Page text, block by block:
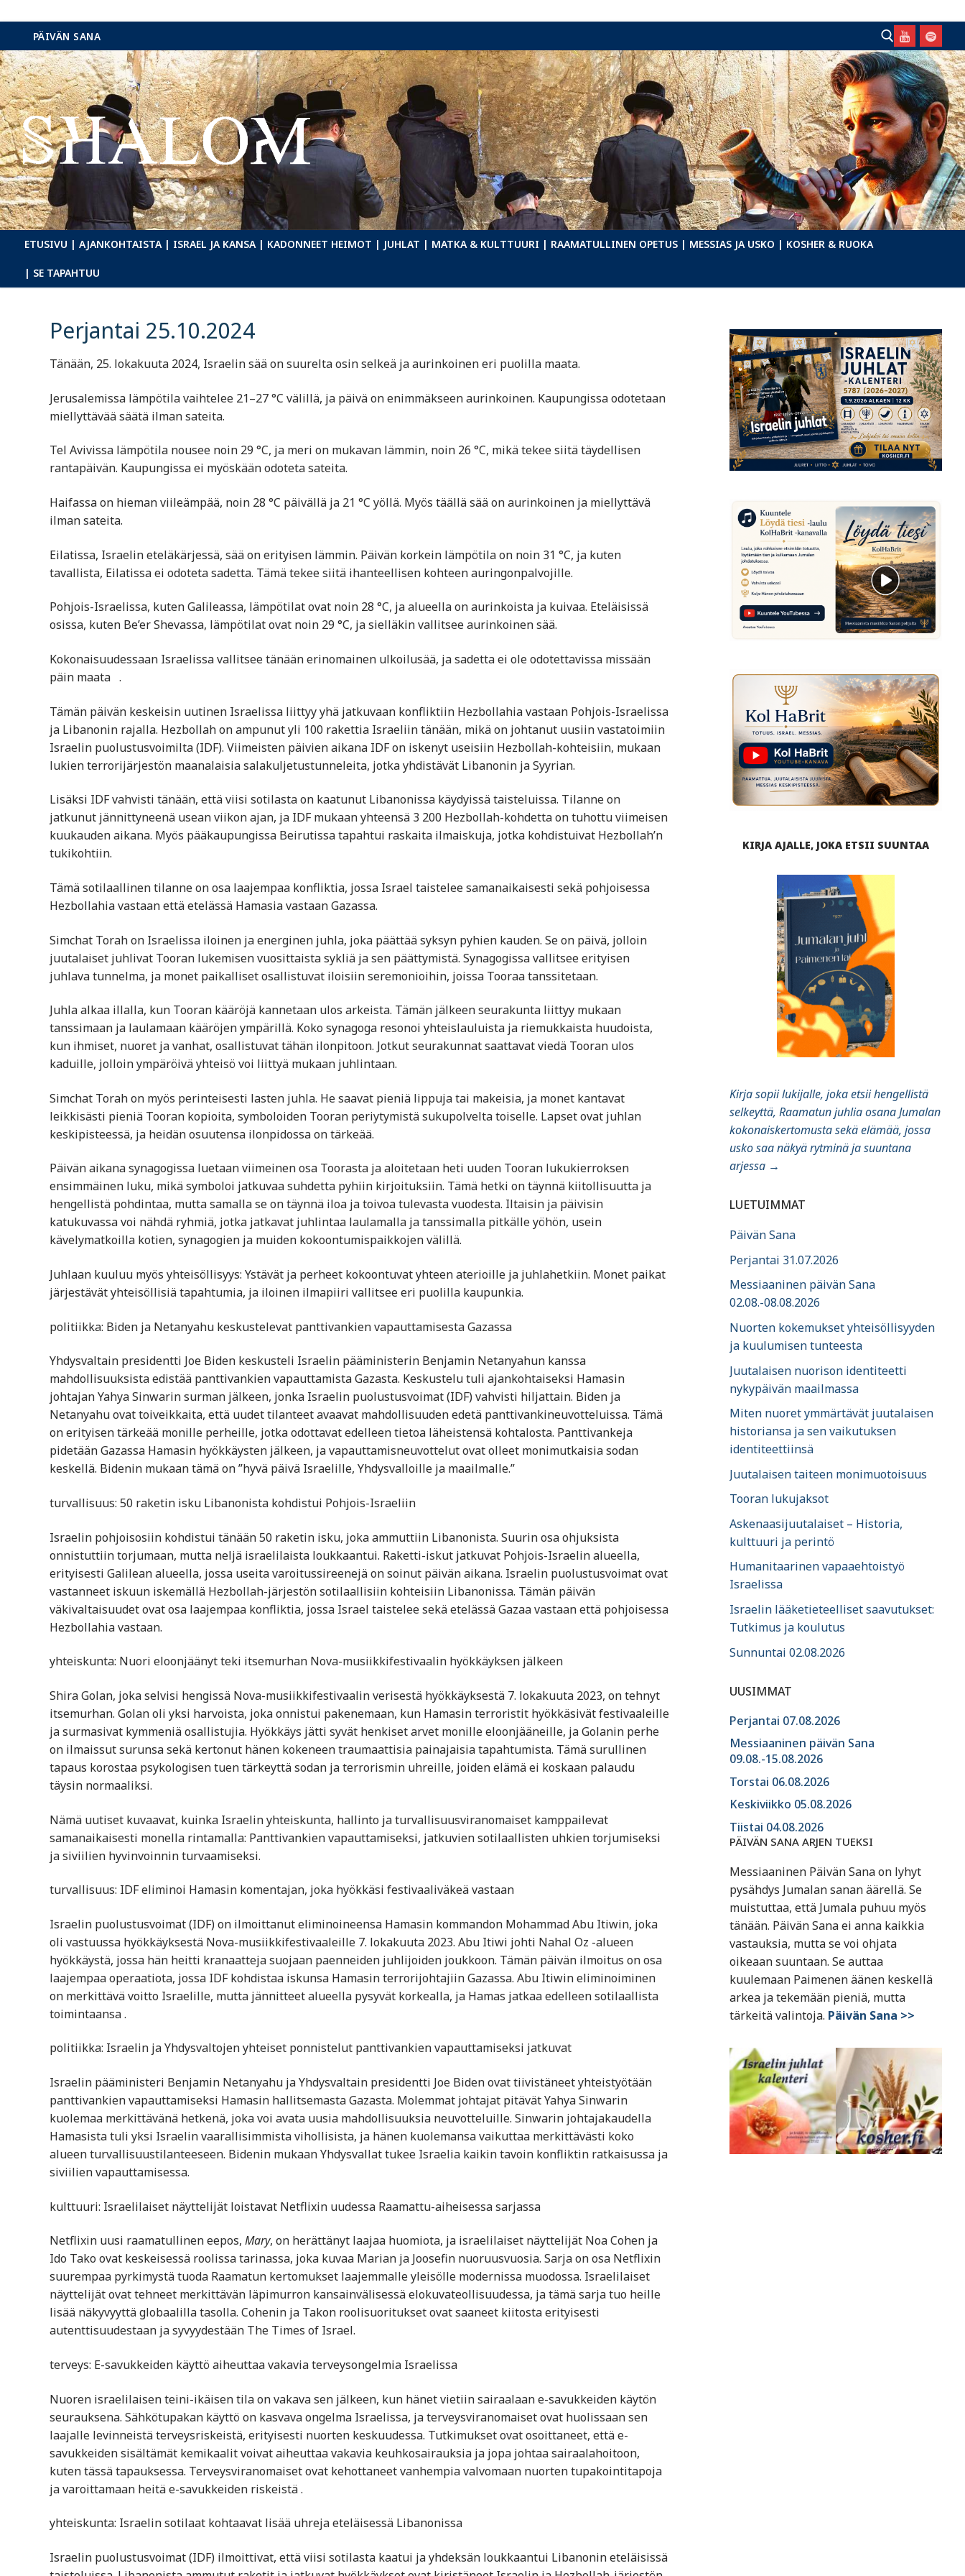
Hyppää
sisältöön
PÄIVÄN SANA
Hae:
ETUSIVU | AJANKOHTAISTA | ISRAEL JA KANSA | KADONNEET HEIMOT | JUHLAT | MATKA & KULTTUURI | RAAMATULLINEN OPETUS | MESSIAS JA USKO | KOSHER & RUOKA
| SE TAPAHTUU
Perjantai 25.10.2024
Tänään, 25. lokakuuta 2024, Israelin sää on suurelta osin selkeä ja aurinkoinen eri puolilla maata.
Jerusalemissa lämpötila vaihtelee 21–27 °C välillä, ja päivä on enimmäkseen aurinkoinen. Kaupungissa odotetaan
miellyttävää säätä ilman sateita.
Tel Avivissa lämpötila nousee noin 29 °C, ja meri on mukavan lämmin, noin 26 °C, mikä tekee siitä täydellisen
rantapäivän. Kaupungissa ei myöskään odoteta sateita.
Haifassa on hieman viileämpää, noin 28 °C päivällä ja 21 °C yöllä. Myös täällä sää on aurinkoinen ja miellyttävä
ilman sateita.
Eilatissa, Israelin eteläkärjessä, sää on erityisen lämmin. Päivän korkein lämpötila on noin 31 °C, ja kuten
tavallista, Eilatissa ei odoteta sadetta. Tämä tekee siitä ihanteellisen kohteen auringonpalvojille.
Pohjois-Israelissa, kuten Galileassa, lämpötilat ovat noin 28 °C, ja alueella on aurinkoista ja kuivaa. Eteläisissä
osissa, kuten Be’er Shevassa, lämpötilat ovat noin 29 °C, ja sielläkin vallitsee aurinkoinen sää.
Kokonaisuudessaan Israelissa vallitsee tänään erinomainen ulkoilusää, ja sadetta ei ole odotettavissa missään
päin maata​ ​ ​ ​.
Tämän päivän keskeisin uutinen Israelissa liittyy yhä jatkuvaan konfliktiin Hezbollahia vastaan Pohjois-Israelissa
ja Libanonin rajalla. Hezbollah on ampunut yli 100 rakettia Israeliin tänään, mikä on johtanut uusiin vastatoimiin
Israelin puolustusvoimilta (IDF). Viimeisten päivien aikana IDF on iskenyt useisiin Hezbollah-kohteisiin, mukaan
lukien terrorijärjestön maanalaisia salakuljetustunneleita, jotka yhdistävät Libanonin ja Syyrian.
Lisäksi IDF vahvisti tänään, että viisi sotilasta on kaatunut Libanonissa käydyissä taisteluissa. Tilanne on
jatkunut jännittyneenä usean viikon ajan, ja IDF mukaan yhteensä 3 200 Hezbollah-kohdetta on tuhottu viimeisen
kuukauden aikana. Myös pääkaupungissa Beirutissa tapahtui raskaita ilmaiskuja, jotka kohdistuivat Hezbollah’n
tukikohtiin.
Tämä sotilaallinen tilanne on osa laajempaa konfliktia, jossa Israel taistelee samanaikaisesti sekä pohjoisessa
Hezbollahia vastaan että etelässä Hamasia vastaan Gazassa.
Simchat Torah on Israelissa iloinen ja energinen juhla, joka päättää syksyn pyhien kauden. Se on päivä, jolloin
juutalaiset juhlivat Tooran lukemisen vuosittaista sykliä ja sen päättymistä. Synagogissa vallitsee erityisen
juhlava tunnelma, ja monet paikalliset osallistuvat iloisiin seremonioihin, joissa Tooraa tanssitetaan.
Juhla alkaa illalla, kun Tooran kääröjä kannetaan ulos arkeista. Tämän jälkeen seurakunta liittyy mukaan
tanssimaan ja laulamaan kääröjen ympärillä. Koko synagoga resonoi yhteislauluista ja riemukkaista huudoista,
kun ihmiset, nuoret ja vanhat, osallistuvat tähän ilonpitoon. Jotkut seurakunnat saattavat viedä Tooran ulos
kaduille, jolloin ympäröivä yhteisö voi liittyä mukaan juhlintaan.
Simchat Torah on myös perinteisesti lasten juhla. He saavat pieniä lippuja tai makeisia, ja monet kantavat
leikkisästi pieniä Tooran kopioita, symboloiden Tooran periytymistä sukupolvelta toiselle. Lapset ovat juhlan
keskipisteessä, ja heidän osuutensa ilonpidossa on tärkeää.
Päivän aikana synagogissa luetaan viimeinen osa Toorasta ja aloitetaan heti uuden Tooran lukukierroksen
ensimmäinen luku, mikä symboloi jatkuvaa suhdetta pyhiin kirjoituksiin. Tämä hetki on täynnä kiitollisuutta ja
hengellistä pohdintaa, mutta samalla se on täynnä iloa ja toivoa tulevasta vuodesta. Iltaisin ja päivisin
katukuvassa voi nähdä ryhmiä, jotka jatkavat juhlintaa laulamalla ja tanssimalla pitkälle yöhön, usein
kävelymatkoilla kotien, synagogien ja muiden kokoontumispaikkojen välillä.
Juhlaan kuuluu myös yhteisöllisyys: Ystävät ja perheet kokoontuvat yhteen aterioille ja juhlahetkiin. Monet paikat
järjestävät yhteisöllisiä tapahtumia, ja iloinen ilmapiiri vallitsee eri puolilla kaupunkia.
politiikka: Biden ja Netanyahu keskustelevat panttivankien vapauttamisesta Gazassa
Yhdysvaltain presidentti Joe Biden keskusteli Israelin pääministerin Benjamin Netanyahun kanssa
mahdollisuuksista edistää panttivankien vapauttamista Gazasta. Keskustelu tuli ajankohtaiseksi Hamasin
johtajan Yahya Sinwarin surman jälkeen, jonka Israelin puolustusvoimat (IDF) vahvisti hiljattain. Biden ja
Netanyahu ovat toiveikkaita, että uudet tilanteet avaavat mahdollisuuden edetä panttivankineuvotteluissa. Tämä
on erityisen tärkeää monille perheille, jotka odottavat edelleen tietoa läheistensä kohtalosta. Panttivankeja
pidetään Gazassa Hamasin hyökkäysten jälkeen, ja vapauttamisneuvottelut ovat olleet monimutkaisia sodan
keskellä. Bidenin mukaan tämä on ”hyvä päivä Israelille, Yhdysvalloille ja maailmalle.”
turvallisuus: 50 raketin isku Libanonista kohdistui Pohjois-Israeliin
Israelin pohjoisosiin kohdistui tänään 50 raketin isku, joka ammuttiin Libanonista. Suurin osa ohjuksista
onnistuttiin torjumaan, mutta neljä israelilaista loukkaantui. Raketti-iskut jatkuvat Pohjois-Israelin alueella,
erityisesti Galilean alueella, jossa useita varoitussireenejä on soinut päivän aikana. Israelin puolustusvoimat ovat
vastanneet iskuun iskemällä Hezbollah-järjestön sotilaallisiin kohteisiin Libanonissa. Tämän päivän
väkivaltaisuudet ovat osa laajempaa konfliktia, jossa Israel taistelee sekä etelässä Gazaa vastaan että pohjoisessa
Hezbollahia vastaan.
yhteiskunta: Nuori eloonjäänyt teki itsemurhan Nova-musiikkifestivaalin hyökkäyksen jälkeen
Shira Golan, joka selvisi hengissä Nova-musiikkifestivaalin verisestä hyökkäyksestä 7. lokakuuta 2023, on tehnyt
itsemurhan. Golan oli yksi harvoista, joka onnistui pakenemaan, kun Hamasin terroristit hyökkäsivät festivaaleille
ja surmasivat kymmeniä osallistujia. Hyökkäys jätti syvät henkiset arvet monille eloonjääneille, ja Golanin perhe
on ilmaissut surunsa sekä kertonut hänen kokeneen traumaattisia painajaisia tapahtumista. Tämä surullinen
tapaus korostaa psykologisen tuen tärkeyttä sodan ja terrorismin uhreille, joiden elämä ei koskaan palaudu
täysin normaaliksi.
Nämä uutiset kuvaavat, kuinka Israelin yhteiskunta, hallinto ja turvallisuusviranomaiset kamppailevat
samanaikaisesti monella rintamalla: Panttivankien vapauttamiseksi, jatkuvien sotilaallisten uhkien torjumiseksi
ja siviilien hyvinvoinnin turvaamiseksi.
turvallisuus: IDF eliminoi Hamasin komentajan, joka hyökkäsi festivaaliväkeä vastaan
Israelin puolustusvoimat (IDF) on ilmoittanut eliminoineensa Hamasin kommandon Mohammad Abu Itiwin, joka
oli vastuussa hyökkäyksestä Nova-musiikkifestivaaleille 7. lokakuuta 2023. Abu Itiwi johti Nahal Oz -alueen
hyökkäystä, jossa hän heitti kranaatteja suojaan paenneiden juhlijoiden joukkoon. Tämän päivän ilmoitus on osa
laajempaa operaatiota, jossa IDF kohdistaa iskunsa Hamasin terrorijohtajiin Gazassa. Abu Itiwin eliminoiminen
on merkittävä voitto Israelille, mutta jännitteet alueella pysyvät korkealla, ja Hamas jatkaa edelleen sotilaallista
toimintaansa​ ​.
politiikka: Israelin ja Yhdysvaltojen yhteiset ponnistelut panttivankien vapauttamiseksi jatkuvat
Israelin pääministeri Benjamin Netanyahu ja Yhdysvaltain presidentti Joe Biden ovat tiivistäneet yhteistyötään
panttivankien vapauttamiseksi Hamasin hallitsemasta Gazasta. Molemmat johtajat pitävät Yahya Sinwarin
kuolemaa merkittävänä hetkenä, joka voi avata uusia mahdollisuuksia neuvotteluille. Sinwarin johtajakaudella
Hamasista tuli yksi Israelin vaarallisimmista vihollisista, ja hänen kuolemansa vaikuttaa merkittävästi koko
alueen turvallisuustilanteeseen. Bidenin mukaan Yhdysvallat tukee Israelia kaikin tavoin konfliktin ratkaisussa ja
siviilien vapauttamisessa​.
kulttuuri: Israelilaiset näyttelijät loistavat Netflixin uudessa Raamattu-aiheisessa sarjassa
Netflixin uusi raamatullinen eepos, Mary, on herättänyt laajaa huomiota, ja israelilaiset näyttelijät Noa Cohen ja
Ido Tako ovat keskeisessä roolissa tarinassa, joka kuvaa Marian ja Joosefin nuoruusvuosia. Sarja on osa Netflixin
suurempaa pyrkimystä tuoda Raamatun kertomukset laajemmalle yleisölle modernissa muodossa. Israelilaiset
näyttelijät ovat tehneet merkittävän läpimurron kansainvälisessä elokuvateollisuudessa, ja tämä sarja tuo heille
lisää näkyvyyttä globaalilla tasolla. Cohenin ja Takon roolisuoritukset ovat saaneet kiitosta erityisesti
autenttisuudestaan ja syvyydestään​ The Times of Israel.
terveys: E-savukkeiden käyttö aiheuttaa vakavia terveysongelmia Israelissa
Nuoren israelilaisen teini-ikäisen tila on vakava sen jälkeen, kun hänet vietiin sairaalaan e-savukkeiden käytön
seurauksena. Sähkötupakan käyttö on kasvava ongelma Israelissa, ja terveysviranomaiset ovat huolissaan sen
laajalle levinneistä terveysriskeistä, erityisesti nuorten keskuudessa. Tutkimukset ovat osoittaneet, että e-
savukkeiden sisältämät kemikaalit voivat aiheuttaa vakavia keuhkosairauksia ja jopa johtaa sairaalahoitoon,
kuten tässä tapauksessa. Terveysviranomaiset ovat kehottaneet vanhempia valvomaan nuorten tupakointitapoja
ja varoittamaan heitä e-savukkeiden riskeistä​ ​.
yhteiskunta: Israelin sotilaat kohtaavat lisää uhreja eteläisessä Libanonissa
Israelin puolustusvoimat (IDF) ilmoittivat, että viisi sotilasta kaatui ja yhdeksän loukkaantui Libanonin eteläisissä
KIRJA AJALLE, JOKA ETSII SUUNTAA
Kirja sopii lukijalle, joka etsii hengellistä
selkeyttä, Raamatun juhlia osana Jumalan
kokonaiskertomusta sekä elämää, jossa
usko saa näkyä rytminä ja suuntana
arjessa →
LUETUIMMAT
Päivän Sana
Perjantai 31.07.2026
Messiaaninen päivän Sana
02.08.-08.08.2026
Nuorten kokemukset yhteisöllisyyden
ja kuulumisen tunteesta
Juutalaisen nuorison identiteetti
nykypäivän maailmassa
Miten nuoret ymmärtävät juutalaisen
historiansa ja sen vaikutuksen
identiteettiinsä
Juutalaisen taiteen monimuotoisuus
Tooran lukujaksot
Askenaasijuutalaiset – Historia,
kulttuuri ja perintö
Humanitaarinen vapaaehtoistyö
Israelissa
Israelin lääketieteelliset saavutukset:
Tutkimus ja koulutus
Sunnuntai 02.08.2026
UUSIMMAT
Perjantai 07.08.2026
Messiaaninen päivän Sana
09.08.-15.08.2026
Torstai 06.08.2026
Keskiviikko 05.08.2026
Tiistai 04.08.2026
PÄIVÄN SANA ARJEN TUEKSI
Messiaaninen Päivän Sana on lyhyt
pysähdys Jumalan sanan äärellä. Se
muistuttaa, että Jumala puhuu myös
tänään. Päivän Sana ei anna kaikkia
vastauksia, mutta se voi ohjata
oikeaan suuntaan. Se auttaa
kuulemaan Paimenen äänen keskellä
arkea ja tekemään pieniä, mutta
tärkeitä valintoja. Päivän Sana >>